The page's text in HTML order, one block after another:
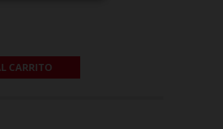
CARRITO